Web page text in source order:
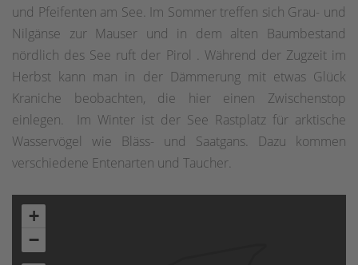
und Pfeifenten am See. Im Sommer treffen sich Grau- und
Nilgänse zur Mauser und in dem alten Baumbestand
nördlich des See ruft der Pirol . Während der Zugzeit im
Herbst kann man in der Dämmerung mit etwas Glück
Kraniche beobachten, die hier einen Zwischenstop
einlegen. Im Winter ist der See Rastplatz für arktische
Wasservögel wie Bläss- und Saatgans. Dazu kommen
verschiedene Entenarten und Taucher.
+
−